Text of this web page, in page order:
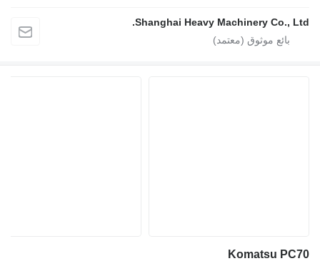
Shanghai Heavy Machinery
Komatsu